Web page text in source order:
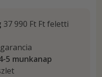
37 990 Ft Ft feletti
5 munkanap